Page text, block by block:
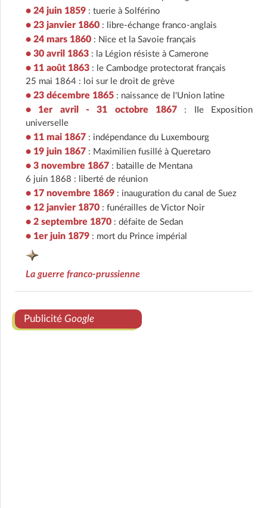
• 24 juin 1859 : tuerie à Solférino
• 23 janvier 1860 : libre-échange franco-anglais
• 24 mars 1860 : Nice et la Savoie français
• 30 avril 1863 : la Légion résiste à Camerone
• 11 août 1863 : le Cambodge protectorat français
25 mai 1864 : loi sur le droit de grève
• 23 décembre 1865 : naissance de l'Union latine
• 1er avril - 31 octobre 1867 : IIe Exposition
universelle
• 11 mai 1867 : indépendance du Luxembourg
• 19 juin 1867 : Maximilien fusillé à Queretaro
• 3 novembre 1867 : bataille de Mentana
6 juin 1868 : liberté de réunion
• 17 novembre 1869 : inauguration du canal de Suez
• 12 janvier 1870 : funérailles de Victor Noir
• 2 septembre 1870 : défaite de Sedan
• 1er juin 1879 : mort du Prince impérial
La guerre franco-prussienne
Publicité Google